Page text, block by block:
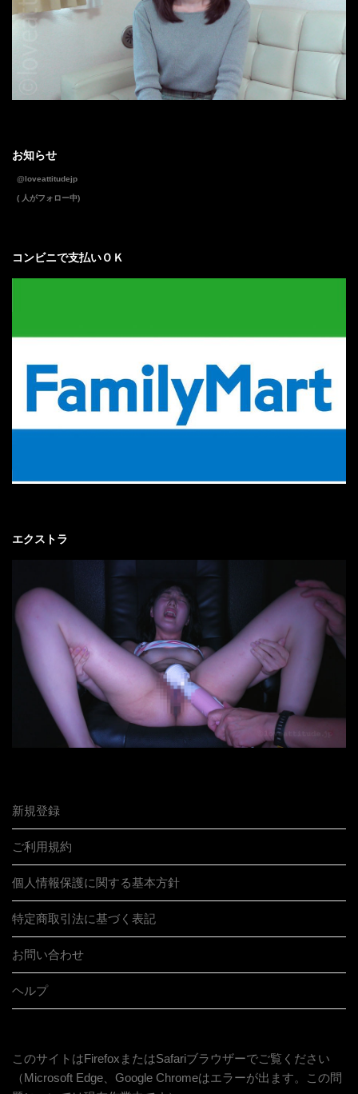
お知らせ
@loveattitudejp
( 人がフォロー中)
コンビニで支払いＯＫ
エクストラ
新規登録
ご利用規約
個人情報保護に関する基本方針
特定商取引法に基づく表記
お問い合わせ
ヘルプ
このサイトはFirefoxまたはSafariブラウザーでご覧ください
（Microsoft Edge、Google Chromeはエラーが出ます。この問